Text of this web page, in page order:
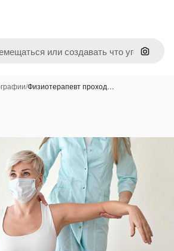
Поиск
/Физиотерапевт проход…